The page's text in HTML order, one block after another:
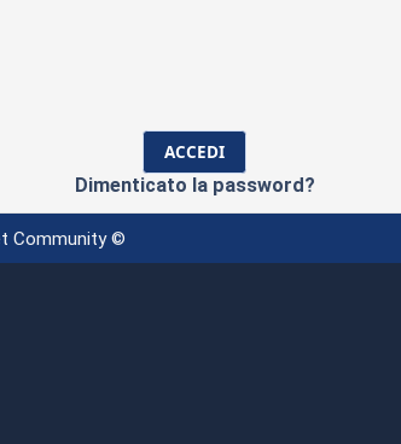
Dimenticato la password?
Community ©